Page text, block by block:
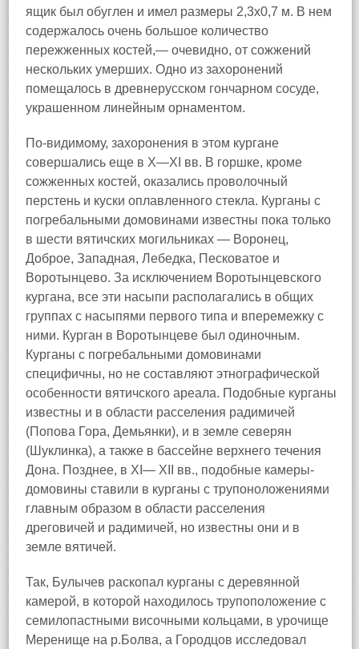
ящик был обуглен и имел размеры 2,3х0,7 м. В нем
содержалось очень большое количество
пережженных костей,— очевидно, от сожжений
нескольких умерших. Одно из захоронений
помещалось в древнерусском гончарном сосуде,
украшенном линейным орнаментом.
По-видимому, захоронения в этом кургане
совершались еще в X—XI вв. В горшке, кроме
сожженных костей, оказались проволочный
перстень и куски оплавленного стекла. Курганы с
погребальными домовинами известны пока только
в шести вятичских могильниках — Воронец,
Доброе, Западная, Лебедка, Песковатое и
Воротынцево. За исключением Воротынцевского
кургана, все эти насыпи располагались в общих
группах с насыпями первого типа и вперемежку с
ними. Курган в Воротынцеве был одиночным.
Курганы с погребальными домовинами
специфичны, но не составляют этнографической
особенности вятичского ареала. Подобные курганы
известны и в области расселения радимичей
(Попова Гора, Демьянки), и в земле северян
(Шуклинка), а также в бассейне верхнего течения
Дона. Позднее, в XI— XII вв., подобные камеры-
домовины ставили в курганы с трупоноложениями
главным образом в области расселения
дреговичей и радимичей, но известны они и в
земле вятичей.
Так, Булычев раскопал курганы с деревянной
камерой, в которой находилось трупоположение с
семилопастными височными кольцами, в урочище
Меренище на р.Болва, а Городцов исследовал